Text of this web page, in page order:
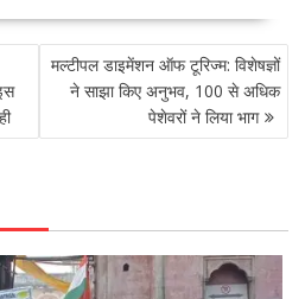
ar
मल्टीपल डाइमेंशन ऑफ टूरिज्म: विशेषज्ञों
ने साझा किए अनुभव, 100 से अधिक
पेशेवरों ने लिया भाग